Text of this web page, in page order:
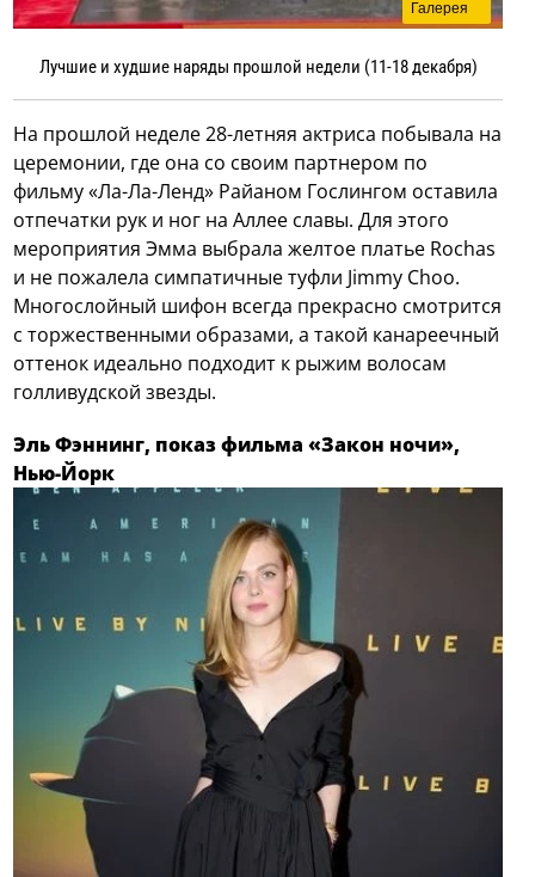
Галерея
Лучшие и худшие наряды прошлой недели (11-18 декабря)
На прошлой неделе 28-летняя актриса побывала на
церемонии, где она со своим партнером по
фильму «Ла-Ла-Ленд» Райаном Гослингом оставила
отпечатки рук и ног на Аллее славы. Для этого
мероприятия Эмма выбрала желтое платье Rochas
и не пожалела симпатичные туфли Jimmy Choo.
Многослойный шифон всегда прекрасно смотрится
с торжественными образами, а такой канареечный
оттенок идеально подходит к рыжим волосам
голливудской звезды.
Эль Фэннинг, показ фильма «Закон ночи»,
Нью-Йорк